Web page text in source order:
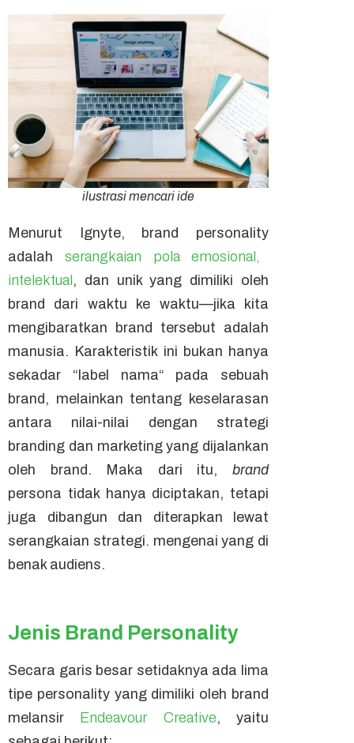
ilustrasi mencari ide
Menurut Ignyte, brand personality
adalah serangkaian pola emosional,
intelektual, dan unik yang dimiliki oleh
brand dari waktu ke waktu—jika kita
mengibaratkan brand tersebut adalah
manusia. Karakteristik ini bukan hanya
sekadar “label nama“ pada sebuah
brand, melainkan tentang keselarasan
antara nilai-nilai dengan strategi
branding dan marketingyang dijalankan
oleh brand. Maka dari itu,brand
persona tidak hanya diciptakan, tetapi
juga dibangun dan diterapkan lewat
serangkaian strategi. mengenai yang di
benak audiens.
Jenis Brand Personality
Secara garis besar setidaknya ada lima
tipe personality yang dimiliki oleh brand
melansir
Endeavour Creative, yaitu